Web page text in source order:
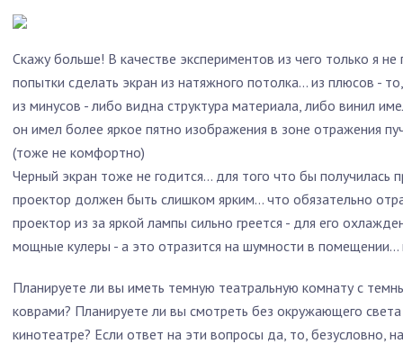
Скажу больше! В качестве экспериментов из чего только я
попытки сделать экран из натяжного потолка… из плюсов -
из минусов - либо видна структура материала, либо винил
он имел более яркое пятно изображения в зоне отражения
(тоже не комфортно)
Черный экран тоже не годится… для того что бы получилась
проектор должен быть слишком ярким… что обязательно
проектор из за яркой лампы сильно греется - для его
мощные кулеры - а это отразится на шумности в
Планируете ли вы иметь темную театральную комнату с
коврами? Планируете ли вы смотреть без окружающего
кинотеатре? Если ответ на эти вопросы да, то, безусловно,